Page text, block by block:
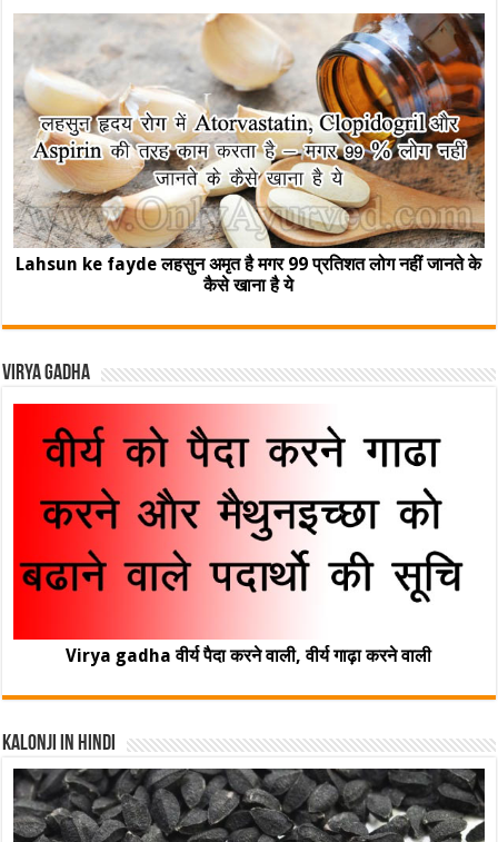
Lahsun ke fayde लहसुन अमृत है मगर 99 प्रतिशत लोग नहीं जानते के
कैसे खाना है ये
Virya Gadha
Virya gadha वीर्य पैदा करने वाली, वीर्य गाढ़ा करने वाली
Kalonji In Hindi